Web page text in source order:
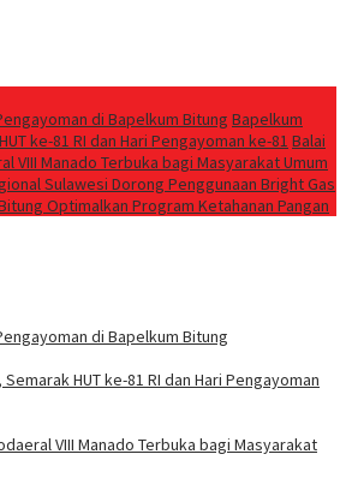
di Bapelkum Bitung ‎Bapelkum
ke-81 RI dan Hari Pengayoman ke-81 Balai
VIII Manado Terbuka bagi Masyarakat Umum
Sulawesi Dorong Penggunaan Bright Gas
Optimalkan Program Ketahanan Pangan
di Bapelkum Bitung
HUT ke-81 RI dan Hari Pengayoman
VIII Manado Terbuka bagi Masyarakat